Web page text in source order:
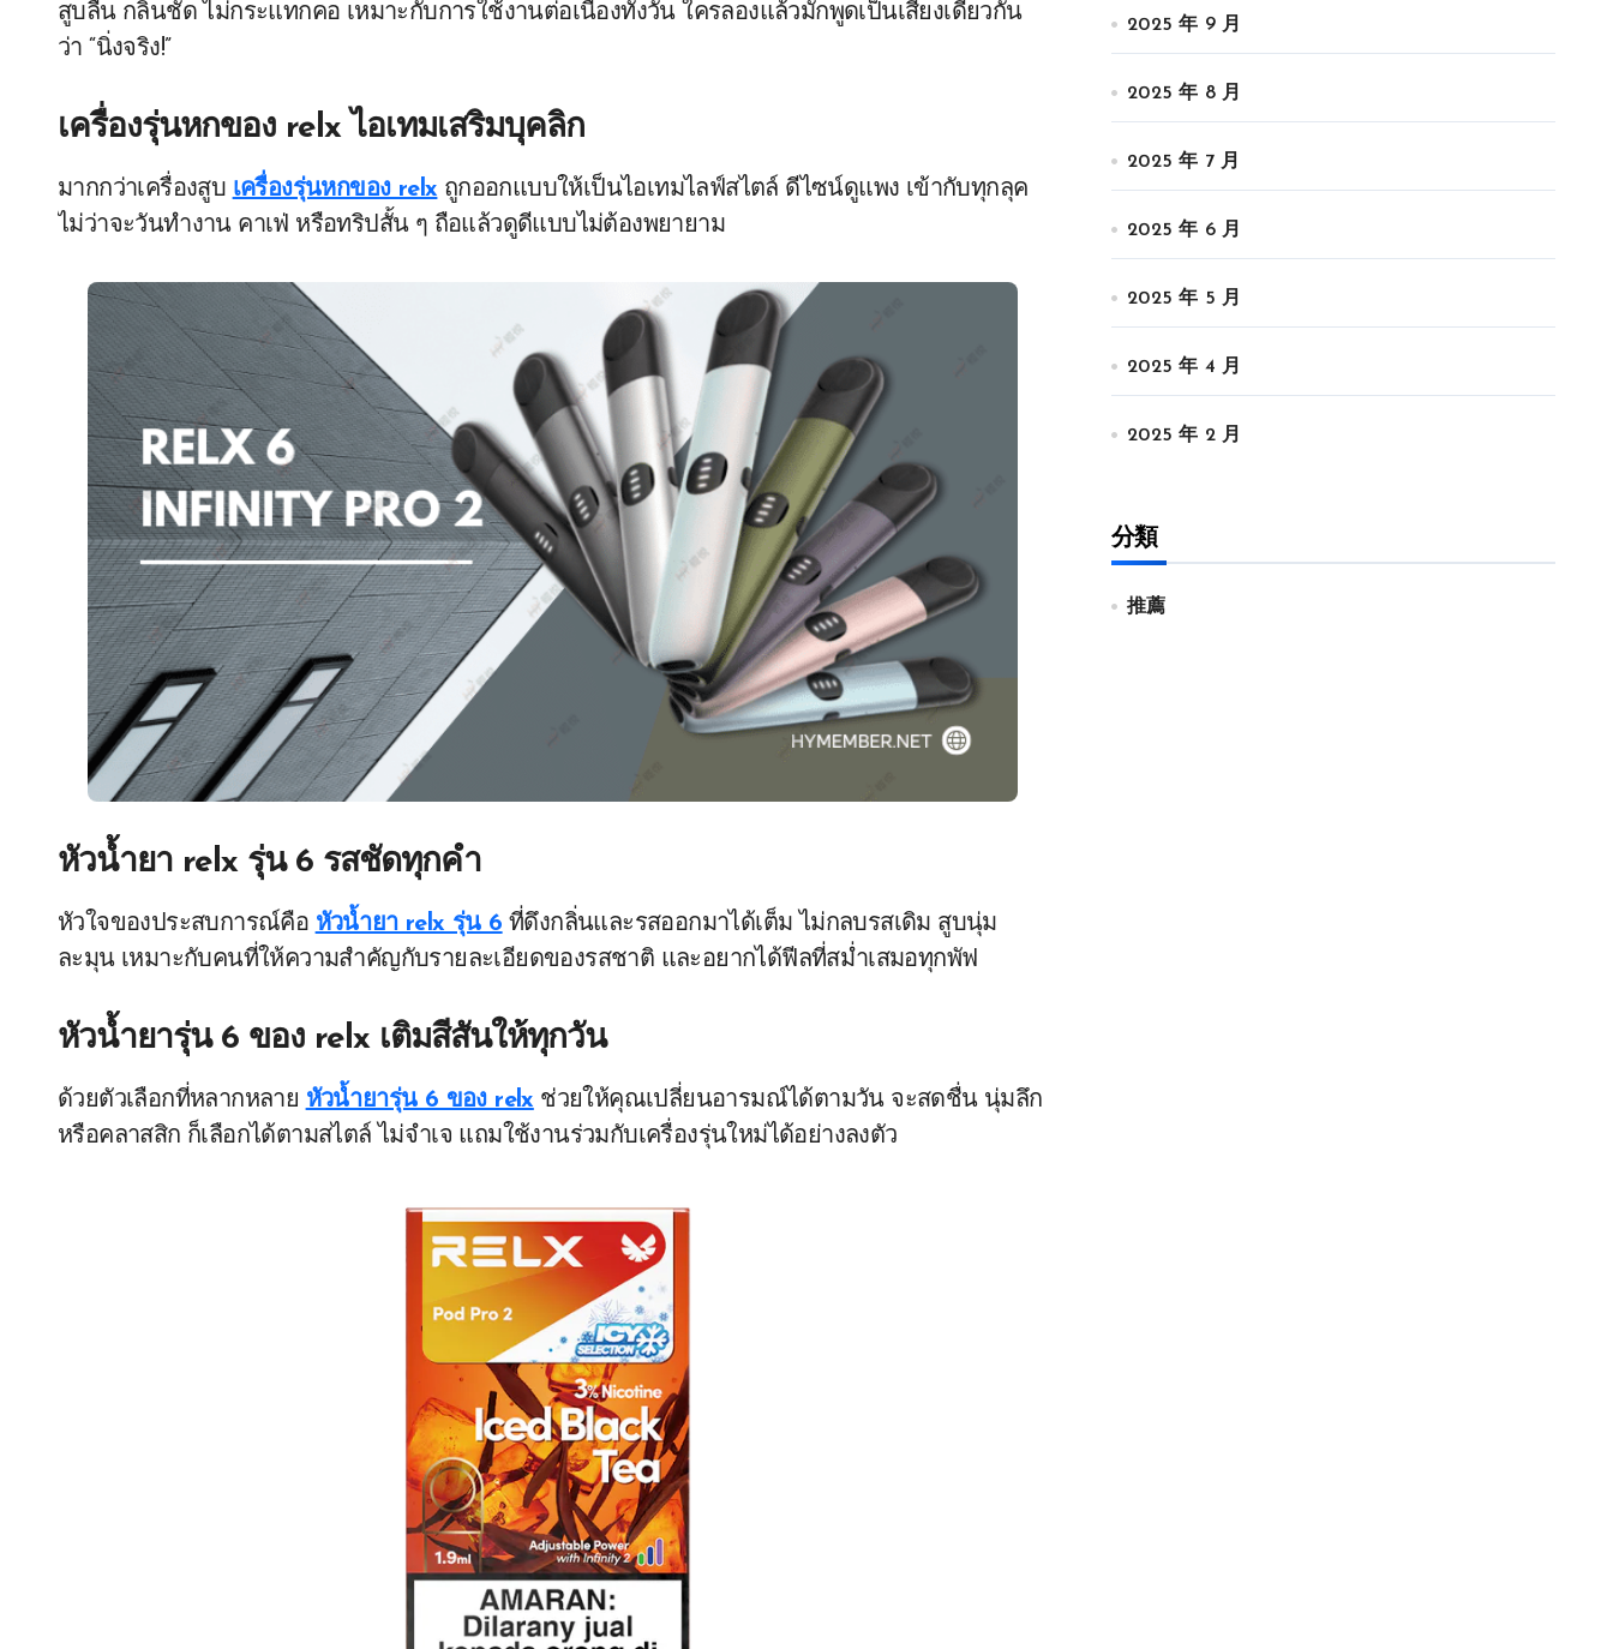
สูบลื่น กลิ่นชัด ไม่กระแทกคอ เหมาะกับการใช้งานต่อเนื่องทั้งวัน ใครลองแล้วมักพูดเป็นเสียงเดียวกัน
ว่า “นิ่งจริง!”
เครื่องรุ่นหกของ relx ไอเทมเสริมบุคลิก
มากกว่าเครื่องสูบ เครื่องรุ่นหกของ relx ถูกออกแบบให้เป็นไอเทมไลฟ์สไตล์ ดีไซน์ดูแพง เข้ากับทุกลุค
ไม่ว่าจะวันทำงาน คาเฟ่ หรือทริปสั้น ๆ ถือแล้วดูดีแบบไม่ต้องพยายาม
หัวน้ำยา relx รุ่น 6 รสชัดทุกคำ
หัวใจของประสบการณ์คือ หัวน้ำยา relx รุ่น 6 ที่ดึงกลิ่นและรสออกมาได้เต็ม ไม่กลบรสเดิม สูบนุ่ม
ละมุน เหมาะกับคนที่ให้ความสำคัญกับรายละเอียดของรสชาติ และอยากได้ฟีลที่สม่ำเสมอทุกพัฟ
หัวน้ำยารุ่น 6 ของ relx เติมสีสันให้ทุกวัน
ด้วยตัวเลือกที่หลากหลาย หัวน้ำยารุ่น 6 ของ relx ช่วยให้คุณเปลี่ยนอารมณ์ได้ตามวัน จะสดชื่น นุ่มลึก
หรือคลาสสิก ก็เลือกได้ตามสไตล์ ไม่จำเจ แถมใช้งานร่วมกับเครื่องรุ่นใหม่ได้อย่างลงตัว
2025 年 9 月
2025 年 8 月
2025 年 7 月
2025 年 6 月
2025 年 5 月
2025 年 4 月
2025 年 2 月
分類
推薦